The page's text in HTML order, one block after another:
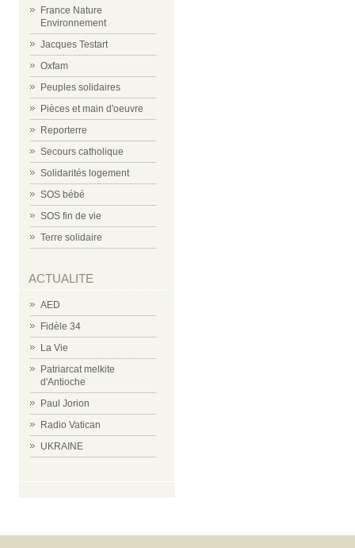
France Nature
Environnement
Jacques Testart
Oxfam
Peuples solidaires
Pièces et main d'oeuvre
Reporterre
Secours catholique
Solidarités logement
SOS bébé
SOS fin de vie
Terre solidaire
ACTUALITE
AED
Fidèle 34
La Vie
Patriarcat melkite
d'Antioche
Paul Jorion
Radio Vatican
UKRAINE